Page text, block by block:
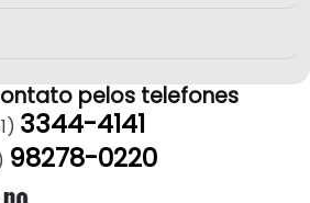
pelos telefones
3344-4141
98278-0220